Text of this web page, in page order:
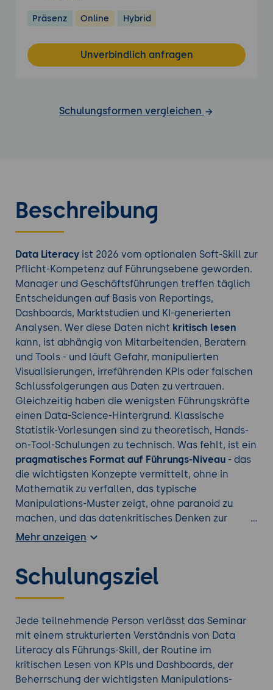
Präsenz Online Hybrid
Unverbindlich anfragen
Schulungsformen vergleichen
Beschreibung
Data Literacyist 2026 vom optionalen Soft-Skill zur
Pflicht-Kompetenz auf Führungsebene geworden.
Manager und Geschäftsführungen treffen täglich
Entscheidungen auf Basis von Reportings,
Dashboards, Marktstudien und KI-generierten
Analysen. Wer diese Daten nicht kritisch lesen
kann, ist abhängig von Mitarbeitenden, Beratern
und Tools - und läuft Gefahr, manipulierten
Visualisierungen, irreführenden KPIs oder falschen
Schlussfolgerungen aus Daten zu vertrauen.
Gleichzeitig haben die wenigsten Führungskräfte
einen Data-Science-Hintergrund. Klassische
Statistik-Vorlesungen sind zu theoretisch, Hands-
on-Tool-Schulungen zu technisch. Was fehlt, ist ein
pragmatisches Format auf Führungs-Niveau- das
die wichtigsten Konzepte vermittelt, ohne in
Mathematik zu verfallen, das typische
Manipulations-Muster zeigt, ohne paranoid zu
machen, und das datenkritisches Denken zur
Selbstverständlichkeit der Führungsarbeit macht.
treffen, weniger anfällig für Beratungs-
Etikettenschwindel sind und in Vorstandssitzungen
Seminar vermittelt diese Kompetenz kompakt und
mit direkter Anwendbarkeit ab dem ersten
Arbeitstag nach dem Seminar.
Mehr anzeigen
Schulungsziel
Jede teilnehmende Person verlässt das Seminar
mit einem strukturierten Verständnis von Data
Literacy als Führungs-Skill, der Routine im
kritischen Lesen von KPIs und Dashboards, der
Beherrschung der wichtigsten Manipulations-